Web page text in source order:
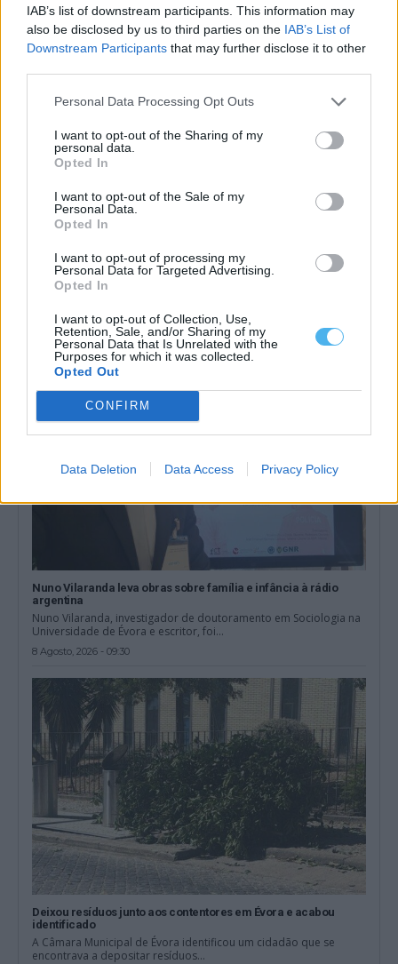
IAB’s list of downstream participants. This information may
also be disclosed by us to third parties on the IAB’s List of
Downstream Participants that may further disclose it to other
Personal Data Processing Opt Outs
I want to opt-out of the Sharing of my
personal data.
Opted In
I want to opt-out of the Sale of my
Personal Data.
Opted In
I want to opt-out of processing my
Personal Data for Targeted Advertising.
Opted In
I want to opt-out of Collection, Use,
Retention, Sale, and/or Sharing of my
Personal Data that Is Unrelated with the
Purposes for which it was collected.
Opted Out
CONFIRM
Data Deletion Data Access Privacy Policy
Mais notícias
Nuno Vilaranda leva obras sobre família e infância à rádio
argentina
Nuno Vilaranda, investigador de doutoramento em Sociologia na
Universidade de Évora e escritor, foi...
8 Agosto, 2026 - 09:30
Deixou resíduos junto aos contentores em Évora e acabou
identificado
A Câmara Municipal de Évora identificou um cidadão que se
encontrava a depositar resíduos...